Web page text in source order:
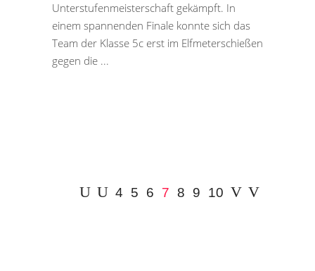
Unterstufenmeisterschaft gekämpft. In
einem spannenden Finale konnte sich das
Team der Klasse 5c erst im Elfmeterschießen
gegen die
4 5 6 7 8 9 10